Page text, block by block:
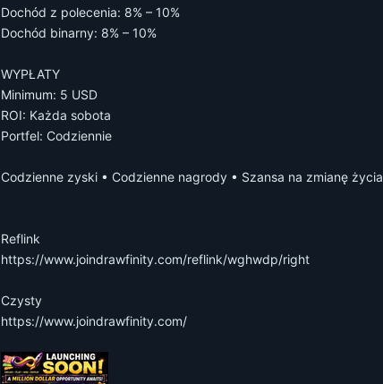
Dochód z polecenia: 8% – 10%
Dochód binarny: 8% – 10%
WYPŁATY
Minimum: 5 USD
ROI: Każda sobota
Portfel: Codziennie
Codzienne zyski • Codzienne nagrody • Szansa na zmianę życia
Reflink
https://www.joindrawfinity.com/reflink/wghwdp/right
Czysty
https://www.joindrawfinity.com/